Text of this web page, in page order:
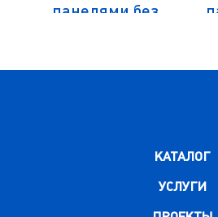
панелями без
КАТАЛОГ
УСЛУГИ